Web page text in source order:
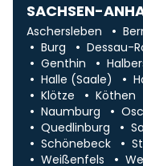
SACHSEN-
Aschersleben
Burg
Dessau-
Genthin
Halle (Saale)
Klötze
Köthen
Naumburg
Quedlinburg
Schönebeck
Weißenfels